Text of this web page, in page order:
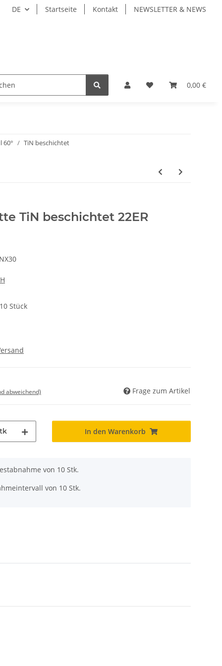
DE Startseite Kontakt NEWSLETTER & NEWS
0,00 €
WERKZEUGAUFNAHMEN
60°
TiN beschichtet
TiN beschichtet 22ER
Stück
abweichend) Frage zum Artikel
In den Warenkorb
von 10 Stk.
von 10 Stk.